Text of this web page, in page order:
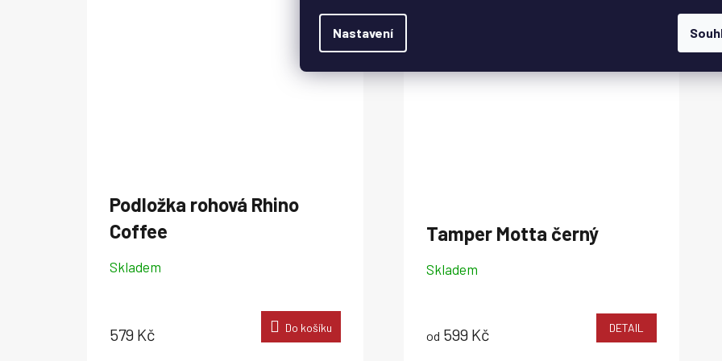
Nastavení
Podložka rohová Rhino
Coffee
Skladem
579 Kč Do košíku
Tamper Motta černý
Skladem
od 599 Kč DETAIL